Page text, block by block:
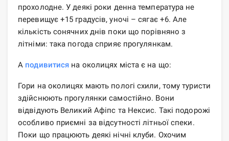
прохолодне. У деякі роки денна температура не
перевищує +15 градусів, уночі – сягає +6. Але
кількість сонячних днів поки що порівняно з
літніми: така погода сприяє прогулянкам.
А подивитися на околицях міста є на що:
Гори на околицях мають пологі схили, тому туристи
здійснюють прогулянки самостійно. Вони
відвідують Великий Афіпс та Нексис. Такі подорожі
особливо приємні за відсутності літньої спеки.
Поки що працюють деякі нічні клуби. Охочим